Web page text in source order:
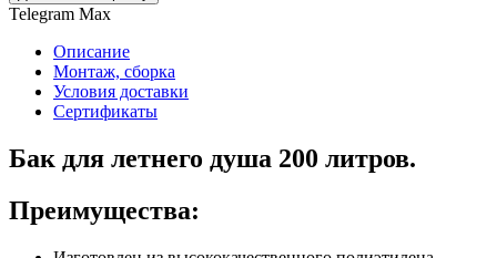
Telegram Max
Описание
Монтаж, сборка
Условия доставки
Сертификаты
Бак для летнего душа 200 литров.
Преимущества: